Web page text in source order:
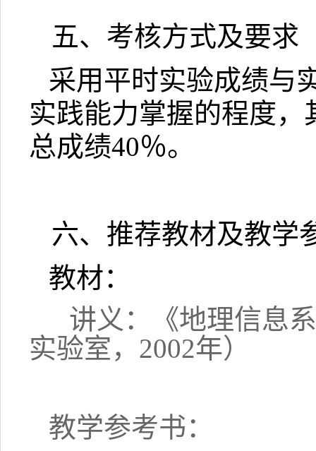
五、考核方式及要求
采用平时实验成绩与
实践能力掌握的程度
总成绩40％。
六、推荐教材及教学
教材：
讲义：《地理信息
实验室， 2002年）
教学参考书：